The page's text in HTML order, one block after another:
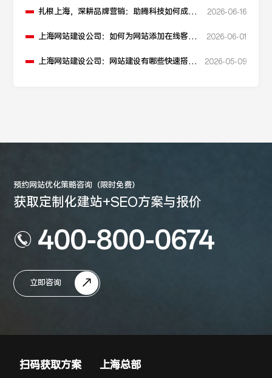
扎根上海，深耕品牌营销：助腾科技如何成为
2026-06-16
上海网站建设公司：如何为网站添加在线客服
2026-06-01
上海网站建设公司：网站建设有哪些快速搭建
2026-05-09
预约网站优化策略咨询（限时免费）
获取定制化建站+SEO方案与报价
400-800-0674
立即咨询
扫码获取方案 上海总部